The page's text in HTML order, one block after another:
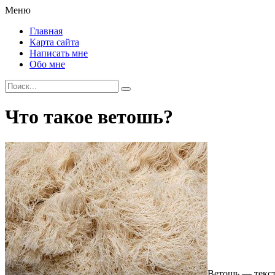
Меню
Главная
Карта сайта
Написать мне
Обо мне
Что такое ветошь?